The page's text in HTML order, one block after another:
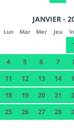
JANVIER -
Lun Mar Mer Jeu
4
5 6 7
11
12 13 14
18
19 20 21
25
26 27 28